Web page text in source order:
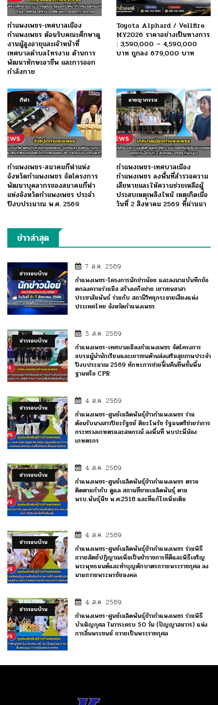
กำแพงเพชร-เทศบาลเมือง
กำแพงเพชร ต้อนรับคณะศึกษาดู
งานผู้สูงอายุและเจ้าหน้าที่
เทศบาลตำบลไทรงาม ด้านการ
พัฒนาทักษะอาชีพ และการออก
กำลังกาย
Toyota Alphard / Vellfire
MY2026 ราคาอย่างเป็นทางการ
: 3,590,000 – 4,590,000
บาท ถูกลง 679,000 บาท
กีฬา
กำแพงเพชร-สมาคมกีฬาแห่ง
จังหวัดกำแพงเพชร จัดโครงการ
พัฒนาบุคลากรของสมาคมกีฬา
แห่งจังหวัดกำแพงเพชร ประจำ
ปีงบประมาณ พ.ศ. 2569
อาชญากรรม
กำแพงเพชร-เทศบาลเมือง
กำแพงเพชร ลงพื้นที่สำรวจความ
เสียหายและให้ความช่วยเหลือผู้
ประสบเหตุเพลิงไหม้ เหตุเกิดเมื่อ
วันที่ 2 สิงหาคม 2569 ที่ผ่านมา
ข่าวล่าสุด
ข่าวรอบบ้าน
7 ส.ค. 2569
กำแพงเพชร-โครงการนักข่าวน้อย และลงนามบันทึกข้อ
ตกลงความร่วมมือ สร้างเครือข่าย เยาวชนอาสา
ประชาสัมพันธ์ ร่วมกับ สถานีวิทยุกระจายเสียงแห่ง
ประเทศไทย จังหวัดกำแพงเพชร
ข่าวรอบบ้าน
5 ส.ค. 2569
กำแพงเพชร-เทศบาลเมืองกำแพงเพชร จัดโครงการ
อบรมผู้นำนักเรียนและเยาวชนด้านส่งเสริมสุขภาพประจำ
ปีงบประมาณ 2569 ทักษะการช่วยฟื้นคืนชีพชั้นพื้น
ฐานหรือ CPR
ข่าวรอบบ้าน
4 ส.ค. 2569
กำแพงเพชร-ศูนย์เมล็ดพันธุ์ข้าวกำแพงเพชร ร่วม
ต้อนรับนางสาวปิยะรัฐชย์ ติยะไพรัช รัฐมนตรีช่วยว่าการ
กระทรวงเกษตรและสหกรณ์ ลงพื้นที่ พบปะพี่น้อง
เกษตรกร
ข่าวรอบบ้าน
4 ส.ค. 2569
กำแพงเพชร-ศูนย์เมล็ดพันธุ์ข้าวกำแพงเพชร ตรวจ
ติดตามกำกับ ดูแล สถานที่ขายเมล็ดพันธุ์ ตาม
พรบ.พันธุ์พืช พ.ศ.2518 และที่แก้ไขเพิ่มเติม
ข่าวรอบบ้าน
4 ส.ค. 2569
กำแพงเพชร-ศูนย์เมล็ดพันธุ์ข้าวกำแพงเพชร ร่วมพิธี
ถวายสัตย์ปฏิญาณเพื่อเป็นข้าราชการที่ดีและพิธีเจริญ
พระพุทธมนต์และทำบุญตักบาตรถวายพระราชกุศล ลง
นามถวายพระพรชัยมงคล
ข่าวรอบบ้าน
4 ส.ค. 2569
กำแพงเพชร-ศูนย์เมล็ดพันธุ์ข้าวกำแพงเพชร ร่วมพิธี
บำเพ็ญกุศล ในวาระครบ 50 วัน (ปัญญาสมวาร) แห่ง
การสิ้นพระชนม์ ถวายเป็นพระราชกุศล